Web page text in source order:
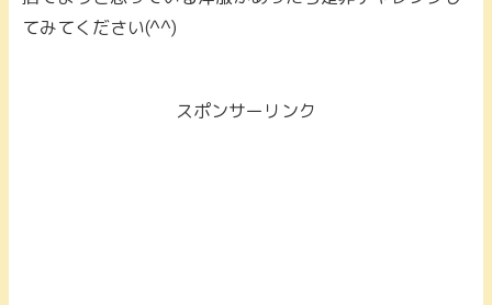
てみてください(^^)
スポンサーリンク